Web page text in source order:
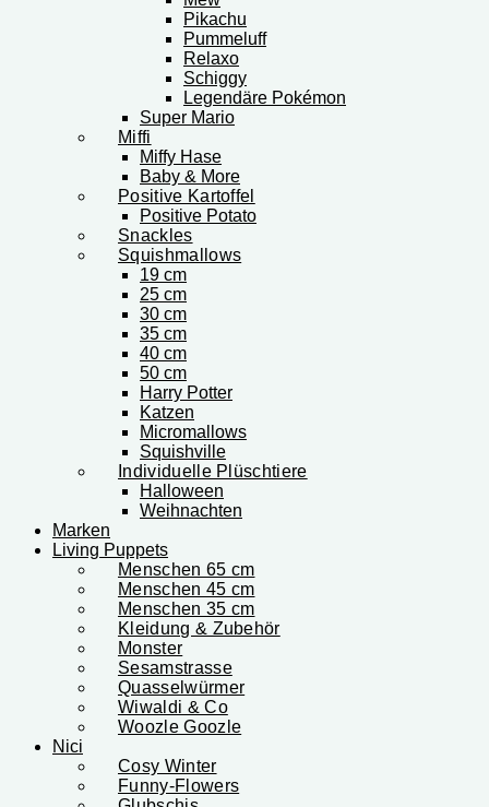
Pikachu
Pummeluff
Relaxo
Schiggy
Legendäre Pokémon
Super Mario
Miffi
Miffy Hase
Baby & More
Positive Kartoffel
Positive Potato
Snackles
Squishmallows
19 cm
25 cm
30 cm
35 cm
40 cm
50 cm
Harry Potter
Katzen
Micromallows
Squishville
Individuelle Plüschtiere
Halloween
Weihnachten
Marken
Living Puppets
Menschen 65 cm
Menschen 45 cm
Menschen 35 cm
Kleidung & Zubehör
Monster
Sesamstrasse
Quasselwürmer
Wiwaldi & Co
Woozle Goozle
Nici
Cosy Winter
Funny-Flowers